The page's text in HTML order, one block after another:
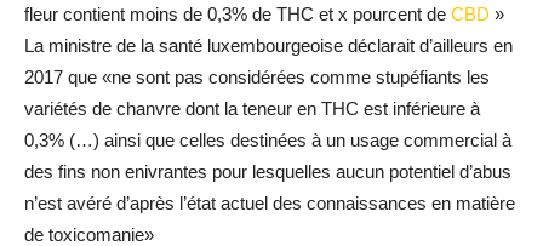
fleur contient moins de 0,3% de THC et x pourcent de CBD »
La ministre de la santé luxembourgeoise déclarait d’ailleurs en
2017 que «ne sont pas considérées comme stupéfiants les
variétés de chanvre dont la teneur en THC est inférieure à
0,3% (…) ainsi que celles destinées à un usage commercial à
des fins non enivrantes pour lesquelles aucun potentiel d’abus
n’est avéré d’après l’état actuel des connaissances en matière
de toxicomanie»